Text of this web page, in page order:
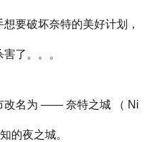
要破坏奈特的美好计划，
了。。。
改名为 —— 奈特之城 （ Ni
的夜之城。